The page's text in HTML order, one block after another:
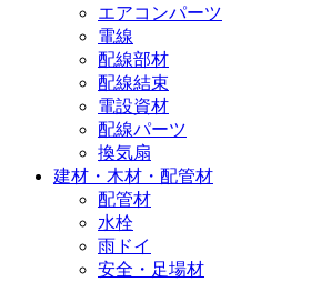
エアコンパーツ
電線
配線部材
配線結束
電設資材
配線パーツ
換気扇
建材・木材・配管材
配管材
水栓
雨ドイ
安全・足場材